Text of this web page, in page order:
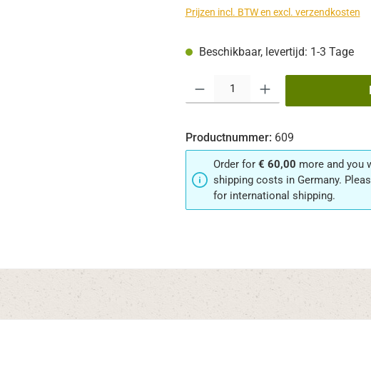
Prijzen incl. BTW en excl. verzendkosten
Beschikbaar, levertijd: 1-3 Tage
Productnummer: 609
Order for € 60,00 more and you
shipping costs in Germany.
for international shipping.